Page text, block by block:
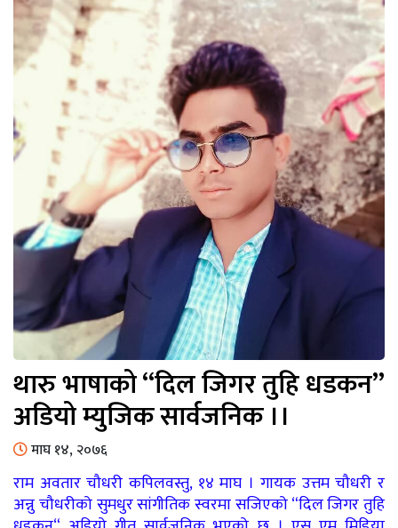
थारु भाषाको “दिल जिगर तुहि धडकन”
अडियो म्युजिक सार्वजनिक ।।
माघ १४, २०७६
राम अवतार चौधरी कपिलवस्तु, १४ माघ । गायक उत्तम चौधरी र
अन्नु चौधरीको सुमधुर सांगीतिक स्वरमा सजिएको “दिल जिगर तुहि